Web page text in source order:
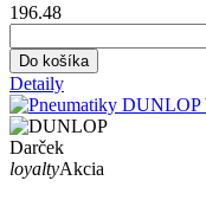
196.48
Do košíka
Detaily
Darček
loyaltyAkcia